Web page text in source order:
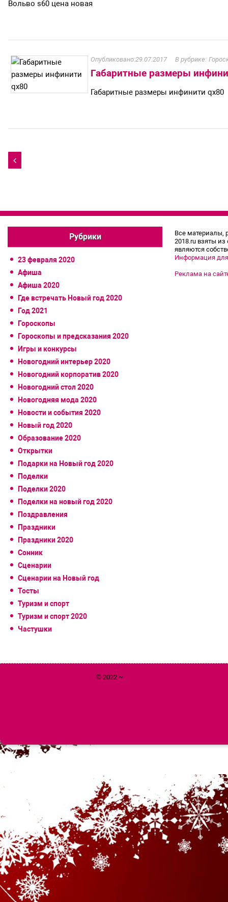
Вольво s60 цена новая
29.07.2017
Габаритные размеры
Габаритные размеры инфинити qx80
Навигация

Рубрики
23 февраля 2020
Афиша
Афиша 2020
Где встречать Новый год 2020
Год 2021
Гороскопы
Гороскопы и предсказания 2020
Игры и конкурсы
Новогодний интерьер 2020
Новогодний корпоратив 2020
Новогодний стол 2020
Новогодняя мода 2020
Новости и события 2020
Новый год 2020
Образование 2020
Открытки
Подарки на Новый год 2020
Поделки
Поделки 2020
Поделки на новый год 2020
Поздравления
Праздники
Праздники 2020
Сонник
Сценарии
Сценарии на Новый год
Тосты
Туризм и спорт
Туризм и спорт 2020
Частушки
Все материалы,
2018.ru взяты
являются
Информация
Реклама на
© 2022 ~